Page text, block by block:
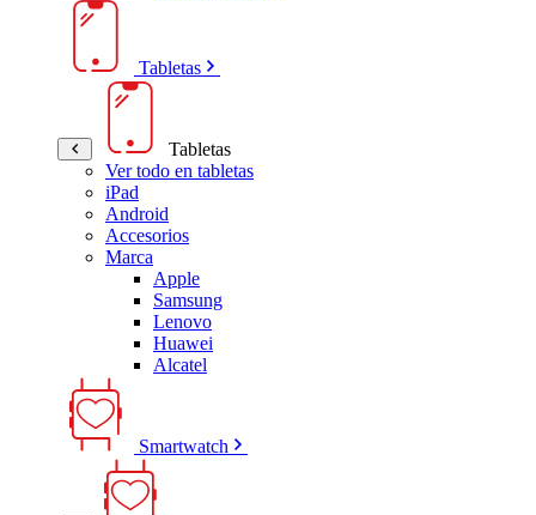
Tabletas
Tabletas
Ver todo en tabletas
iPad
Android
Accesorios
Marca
Apple
Samsung
Lenovo
Huawei
Alcatel
Smartwatch